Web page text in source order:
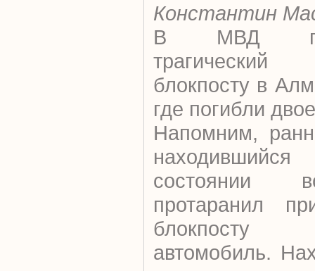
Константин
В МВД
блокпосту в
где погибли
Напомним,
состоянии
протаранил
блокпосту
автомобиль.